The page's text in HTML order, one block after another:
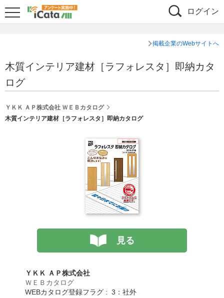
ログイン
掲載企業のWebサイトへ
木質インテリア建材［ラフォレスタ］即納カタ
ログ
ＹＫＫ ＡＰ株式会社 ＷＥＢカタログ
木質インテリア建材［ラフォレスタ］即納カタログ
見る
ＹＫＫ ＡＰ株式会社
ＷＥＢカタログ
WEBカタログ登録フラグ : 3：社外